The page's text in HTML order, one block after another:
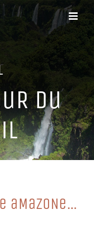
Du
aMaZoNe…